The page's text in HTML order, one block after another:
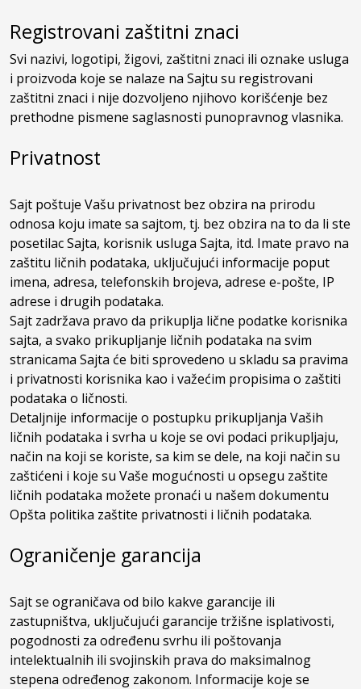
Registrovani zaštitni znaci
Svi nazivi, logotipi, žigovi, zaštitni znaci ili oznake usluga
i proizvoda koje se nalaze na Sajtu su registrovani
zaštitni znaci i nije dozvoljeno njihovo korišćenje bez
prethodne pismene saglasnosti punopravnog vlasnika.
Privatnost
Sajt poštuje Vašu privatnost bez obzira na prirodu
odnosa koju imate sa sajtom, tj. bez obzira na to da li ste
posetilac Sajta, korisnik usluga Sajta, itd. Imate pravo na
zaštitu ličnih podataka, uključujući informacije poput
imena, adresa, telefonskih brojeva, adrese e-pošte, IP
adrese i drugih podataka.
Sajt zadržava pravo da prikuplja lične podatke korisnika
sajta, a svako prikupljanje ličnih podataka na svim
stranicama Sajta će biti sprovedeno u skladu sa pravima
i privatnosti korisnika kao i važećim propisima o zaštiti
podataka o ličnosti.
Detaljnije informacije o postupku prikupljanja Vaših
ličnih podataka i svrha u koje se ovi podaci prikupljaju,
način na koji se koriste, sa kim se dele, na koji način su
zaštićeni i koje su Vaše mogućnosti u opsegu zaštite
ličnih podataka možete pronaći u našem dokumentu
Opšta politika zaštite privatnosti i ličnih podataka.
Ograničenje garancija
Sajt se ograničava od bilo kakve garancije ili
zastupništva, uključujući garancije tržišne isplativosti,
pogodnosti za određenu svrhu ili poštovanja
intelektualnih ili svojinskih prava do maksimalnog
stepena određenog zakonom. Informacije koje se